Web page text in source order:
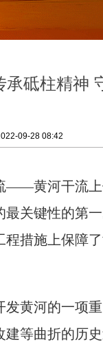
砥柱精神
09-28 08:42
黄河干流上
关键性的第
措施上保障
黄河的一项
等曲折的历